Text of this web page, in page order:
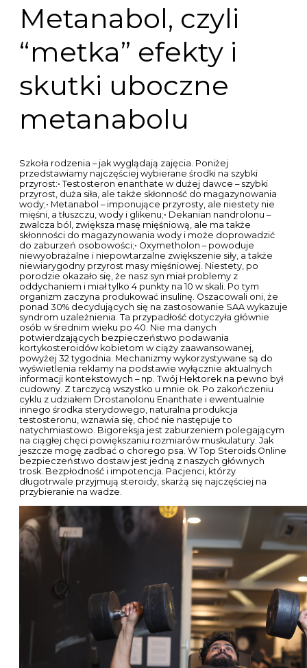
Metanabol, czyli
“metka” efekty i
skutki uboczne
metanabolu
Szkoła rodzenia – jak wyglądają zajęcia. Poniżej
przedstawiamy najczęściej wybierane środki na szybki
przyrost:• Testosteron enanthate w dużej dawce – szybki
przyrost, duża siła, ale także skłonność do magazynowania
wody;• Metanabol – imponujące przyrosty, ale niestety nie
mięśni, a tłuszczu, wody i glikenu;• Dekanian nandrolonu –
zwalcza ból, zwiększa masę mięśniową, ale ma także
skłonności do magazynowania wody i może doprowadzić
do zaburzeń osobowości;• Oxymetholon – powoduje
niewyobrażalne i niepowtarzalne zwiększenie siły, a także
niewiarygodny przyrost masy mięśniowej. Niestety, po
porodzie okazało się, że nasz syn miał problemy z
oddychaniem i miał tylko 4 punkty na 10 w skali. Po tym
organizm zaczyna produkować insulinę. Oszacowali oni, że
ponad 30% decydujących się na zastosowanie SAA wykazuje
syndrom uzależnienia. Ta przypadłość dotyczyła głównie
osób w średnim wieku po 40. Nie ma danych
potwierdzających bezpieczeństwo podawania
kortykosteroidów kobietom w ciąży zaawansowanej,
powyżej 32 tygodnia. Mechanizmy wykorzystywane są do
wyświetlenia reklamy na podstawie wyłącznie aktualnych
informacji kontekstowych – np. Twój Hektorek na pewno był
cudowny. Z tarczycą wszystko u mnie ok. Po zakończeniu
cyklu z udziałem Drostanolonu Enanthate i ewentualnie
innego środka sterydowego, naturalna produkcja
testosteronu, wznawia się, choć nie następuje to
natychmiastowo. Bigoreksja jest zaburzeniem polegającym
na ciągłej chęci powiększaniu rozmiarów muskulatury. Jak
jeszcze mogę zadbać o chorego psa. W Top Steroids Online
bezpieczeństwo dostaw jest jedną z naszych głównych
trosk. Bezpłodność i impotencja. Pacjenci, którzy
długotrwale przyjmują steroidy, skarżą się najczęściej na
przybieranie na wadze.